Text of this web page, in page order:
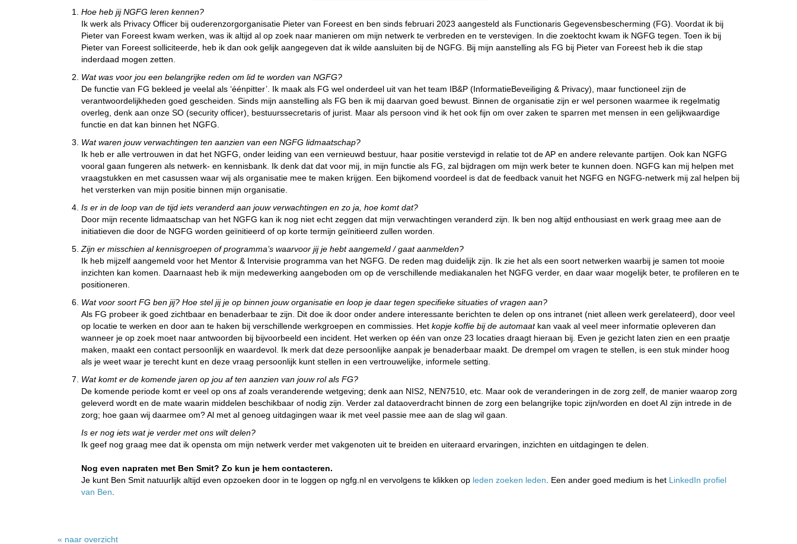
Hoe heb jij NGFG leren kennen?
Ik werk als Privacy Officer bij ouderenzorgorganisatie Pieter van Foreest en ben sinds februari 2023 aangesteld als Functionaris Gegevensbescherming (FG). Voordat ik bij
Pieter van Foreest kwam werken, was ik altijd al op zoek naar manieren om mijn netwerk te verbreden en te verstevigen. In die zoektocht kwam ik NGFG tegen. Toen ik bij
Pieter van Foreest solliciteerde, heb ik dan ook gelijk aangegeven dat ik wilde aansluiten bij de NGFG. Bij mijn aanstelling als FG bij Pieter van Foreest heb ik die stap
inderdaad mogen zetten.
Wat was voor jou een belangrijke reden om lid te worden van NGFG?
De functie van FG bekleed je veelal als ‘éénpitter’. Ik maak als FG wel onderdeel uit van het team IB&P (InformatieBeveiliging & Privacy), maar functioneel zijn de
verantwoordelijkheden goed gescheiden. Sinds mijn aanstelling als FG ben ik mij daarvan goed bewust. Binnen de organisatie zijn er wel personen waarmee ik regelmatig
overleg, denk aan onze SO (security officer), bestuurssecretaris of jurist. Maar als persoon vind ik het ook fijn om over zaken te sparren met mensen in een gelijkwaardige
functie en dat kan binnen het NGFG.
Wat waren jouw verwachtingen ten aanzien van een NGFG lidmaatschap?
Ik heb er alle vertrouwen in dat het NGFG, onder leiding van een vernieuwd bestuur, haar positie verstevigd in relatie tot de AP en andere relevante partijen. Ook kan NGFG
vooral gaan fungeren als netwerk- en kennisbank. Ik denk dat dat voor mij, in mijn functie als FG, zal bijdragen om mijn werk beter te kunnen doen. NGFG kan mij helpen met
vraagstukken en met casussen waar wij als organisatie mee te maken krijgen. Een bijkomend voordeel is dat de feedback vanuit het NGFG en NGFG-netwerk mij zal helpen bij
het versterken van mijn positie binnen mijn organisatie.
Is er in de loop van de tijd iets veranderd aan jouw verwachtingen en zo ja, hoe komt dat?
Door mijn recente lidmaatschap van het NGFG kan ik nog niet echt zeggen dat mijn verwachtingen veranderd zijn. Ik ben nog altijd enthousiast en werk graag mee aan de
initiatieven die door de NGFG worden geïnitieerd of op korte termijn geïnitieerd zullen worden.
Zijn er misschien al kennisgroepen of programma’s waarvoor jij je hebt aangemeld / gaat aanmelden?
Ik heb mijzelf aangemeld voor het Mentor & Intervisie programma van het NGFG. De reden mag duidelijk zijn. Ik zie het als een soort netwerken waarbij je samen tot mooie
inzichten kan komen. Daarnaast heb ik mijn medewerking aangeboden om op de verschillende mediakanalen het NGFG verder, en daar waar mogelijk beter, te profileren en te
positioneren.
Wat voor soort FG ben jij? Hoe stel jij je op binnen jouw organisatie en loop je daar tegen specifieke situaties of vragen aan?
Als FG probeer ik goed zichtbaar en benaderbaar te zijn. Dit doe ik door onder andere interessante berichten te delen op ons intranet (niet alleen werk gerelateerd), door veel
op locatie te werken en door aan te haken bij verschillende werkgroepen en commissies. Het kopje koffie bij de automaatkan vaak al veel meer informatie opleveren dan
wanneer je op zoek moet naar antwoorden bij bijvoorbeeld een incident. Het werken op één van onze 23 locaties draagt hieraan bij. Even je gezicht laten zien en een praatje
maken, maakt een contact persoonlijk en waardevol. Ik merk dat deze persoonlijke aanpak je benaderbaar maakt. De drempel om vragen te stellen, is een stuk minder hoog
als je weet waar je terecht kunt en deze vraag persoonlijk kunt stellen in een vertrouwelijke, informele setting.
Wat komt er de komende jaren op jou af ten aanzien van jouw rol als FG?
De komende periode komt er veel op ons af zoals veranderende wetgeving; denk aan NIS2, NEN7510, etc. Maar ook de veranderingen in de zorg zelf, de manier waarop zorg
geleverd wordt en de mate waarin middelen beschikbaar of nodig zijn. Verder zal dataoverdracht binnen de zorg een belangrijke topic zijn/worden en doet AI zijn intrede in de
zorg; hoe gaan wij daarmee om? Al met al genoeg uitdagingen waar ik met veel passie mee aan de slag wil gaan.
Is er nog iets wat je verder met ons wilt delen?
Ik geef nog graag mee dat ik opensta om mijn netwerk verder met vakgenoten uit te breiden en uiteraard ervaringen, inzichten en uitdagingen te delen.
Nog even napraten met Ben Smit? Zo kun je hem contacteren.
Je kunt Ben Smit natuurlijk altijd even opzoeken door in te loggen op ngfg.nl en vervolgens te klikken op leden zoeken leden . Een ander goed medium is het LinkedIn profiel
van Ben
« naar overzicht